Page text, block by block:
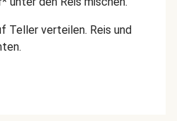
Teller verteilen. Reis und